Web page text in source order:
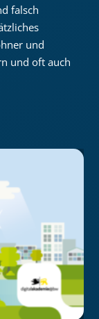
falsch
und
und oft auch